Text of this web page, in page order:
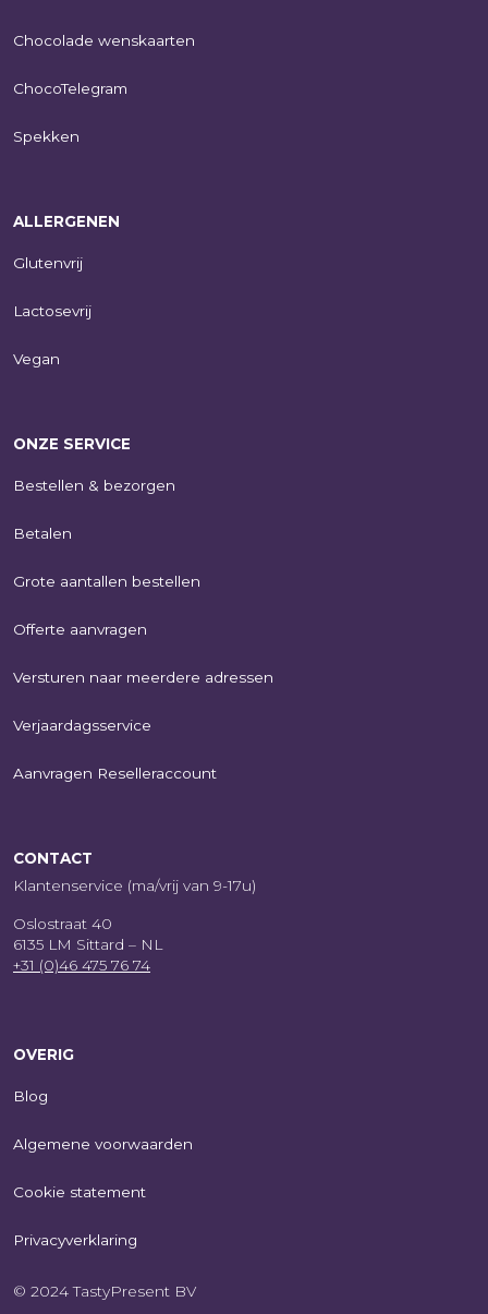
Chocolade wenskaarten
ChocoTelegram
Spekken
ALLERGENEN
Glutenvrij
Lactosevrij
Vegan
ONZE SERVICE
Bestellen & bezorgen
Betalen
Grote aantallen bestellen
Offerte aanvragen
Versturen naar meerdere adressen
Verjaardagsservice
Aanvragen Reselleraccount
CONTACT
Klantenservice (ma/vrij van 9-17u)
Oslostraat 40
6135 LM Sittard – NL
+31 (0)46 475 76 74
OVERIG
Blog
Algemene voorwaarden
Cookie statement
Privacyverklaring
© 2024 TastyPresent BV